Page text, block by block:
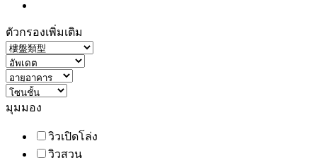
ตัวกรองเพิ่มเติม
มุมมอง
วิวเปิดโล่ง
วิวสวน